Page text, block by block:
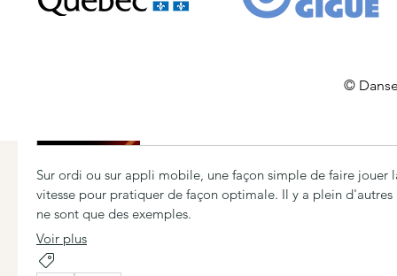
Sur ordi ou sur appli mobile, une façon simple de faire jouer
vitesse pour pratiquer de façon optimale. Il y a plein
ne sont que des exemples.
Voir plus
©